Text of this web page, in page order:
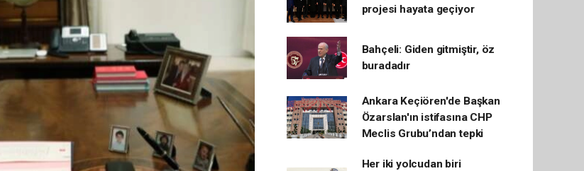
projesi hayata geçiyor
Bahçeli: Giden gitmiştir, öz
buradadır
Ankara Keçiören'de Başkan
Özarslan'ın istifasına CHP
Meclis Grubu’ndan tepki
Her iki yolcudan biri